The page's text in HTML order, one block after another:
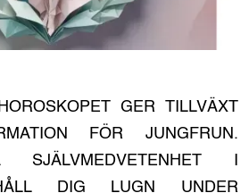
GER TILLVÄXT
FÖR JUNGFRUN.
SJÄLVMEDVETENHET I
DIG LUGN UNDER